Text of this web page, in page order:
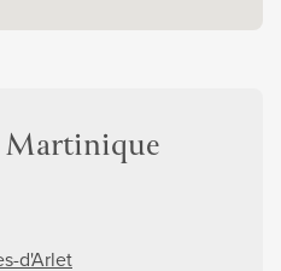
Martinique
d'Arlet